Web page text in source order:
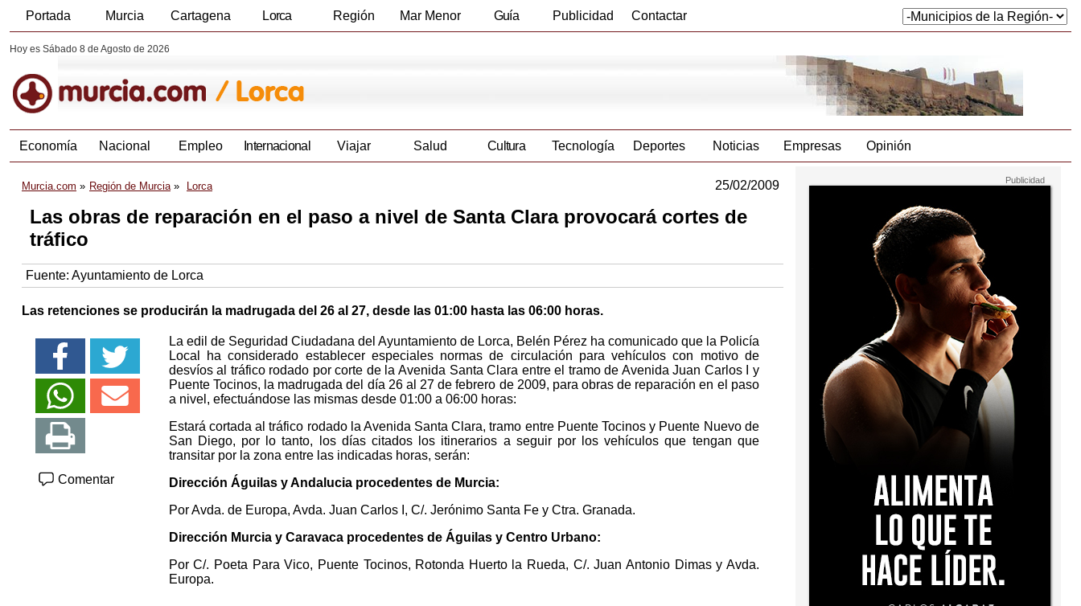
Portada Murcia Cartagena Lorca Región Mar Menor Guía Publicidad Contactar
Hoy es Sábado 8 de Agosto de 2026
Economía Nacional Empleo Internacional Viajar Salud Cultura Tecnología Deportes Noticias Empresas Opinión
Murcia.com Región de Murcia Lorca 25/02/2009
Las obras de reparación en el paso a nivel de Santa Clara provocará cortes de
tráfico
Fuente: Ayuntamiento de Lorca
Las retenciones se producirán la madrugada del 26 al 27, desde las 01:00 hasta las 06:00 horas.
Comentar
La edil de Seguridad Ciudadana del Ayuntamiento de Lorca, Belén Pérez ha comunicado que la Policía
Local ha considerado establecer especiales normas de circulación para vehículos con motivo de
desvíos al tráfico rodado por corte de la Avenida Santa Clara entre el tramo de Avenida Juan Carlos I y
Puente Tocinos, la madrugada del día 26 al 27 de febrero de 2009, para obras de reparación en el paso
a nivel, efectuándose las mismas desde 01:00 a 06:00 horas:
Estará cortada al tráfico rodado la Avenida Santa Clara, tramo entre Puente Tocinos y Puente Nuevo de
San Diego, por lo tanto, los días citados los itinerarios a seguir por los vehículos que tengan que
transitar por la zona entre las indicadas horas, serán:
Dirección Águilas y Andalucia procedentes de Murcia:
Por Avda. de Europa, Avda. Juan Carlos I, C/. Jerónimo Santa Fe y Ctra. Granada.
Dirección Murcia y Caravaca procedentes de Águilas y Centro Urbano:
Por C/. Poeta Para Vico, Puente Tocinos, Rotonda Huerto la Rueda, C/. Juan Antonio Dimas y Avda.
Europa.